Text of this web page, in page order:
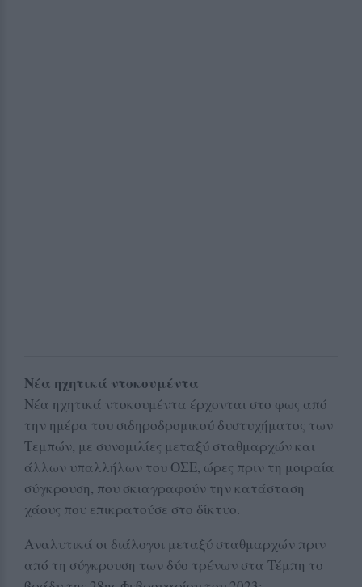
Νέα ηχητικά ντοκουμέντα
Νέα ηχητικά ντοκουμέντα έρχονται στο φως από
την ημέρα του σιδηροδρομικού δυστυχήματος των
Τεμπών, με συνομιλίες μεταξύ σταθμαρχών και
άλλων υπαλλήλων του ΟΣΕ, ώρες πριν τη μοιραία
σύγκρουση, που σκιαγραφούν την κατάσταση
χάους που επικρατούσε στο δίκτυο.
Αναλυτικά οι διάλογοι μεταξύ σταθμαρχών πριν
από τη σύγκρουση των δύο τρένων στα Τέμπη το